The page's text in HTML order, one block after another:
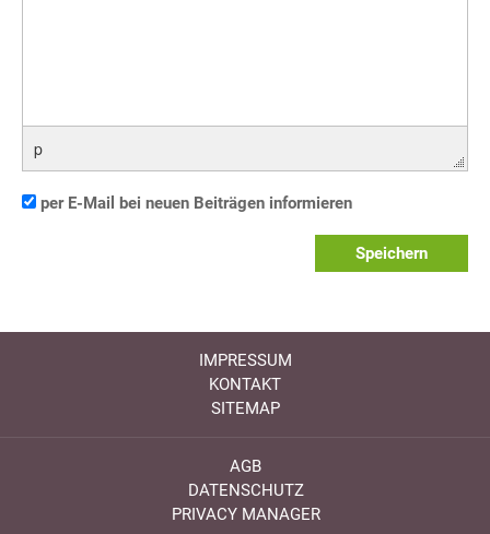
p
per E-Mail bei neuen Beiträgen informieren
Speichern
IMPRESSUM
KONTAKT
SITEMAP
AGB
DATENSCHUTZ
PRIVACY MANAGER